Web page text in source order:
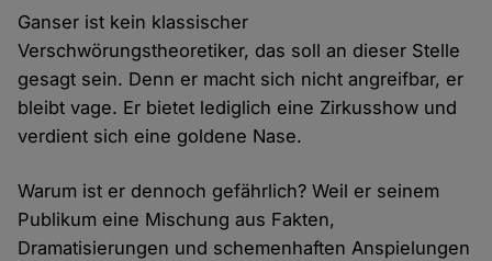
Ganser ist kein klassischer
Verschwörungstheoretiker, das soll an dieser Stelle
gesagt sein. Denn er macht sich nicht angreifbar, er
bleibt vage. Er bietet lediglich eine Zirkusshow und
verdient sich eine goldene Nase.
Warum ist er dennoch gefährlich? Weil er seinem
Publikum eine Mischung aus Fakten,
Dramatisierungen und schemenhaften Anspielungen